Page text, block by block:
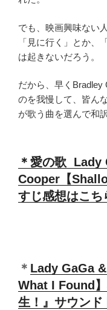
でも、映画興味ない
「見に行く」とか、
は起きないだろう。
だから、早くBradley
のを我慢して、皆ん
が歌う曲を選んで和
＊愛の歌 Lady
Cooper【
すじ感想はこち
＊ Lady GaGa
What I Found
生！』サウン